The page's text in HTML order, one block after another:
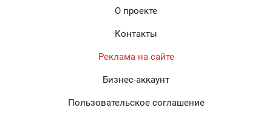
О проекте
Контакты
Реклама на сайте
Бизнес-аккаунт
Пользовательское соглашение